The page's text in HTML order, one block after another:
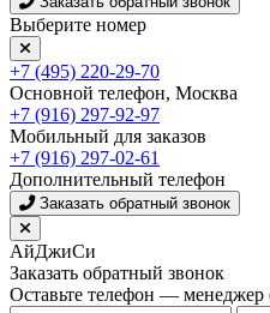
Выберите номер
+7 (495) 220-29-70
Основной телефон, Москва
+7 (916) 297-92-97
Мобильный для заказов
+7 (916) 297-02-61
Дополнительный телефон
Заказать обратный звонок
АйДжиСи
Заказать обратный звонок
Оставьте телефон — менеджер